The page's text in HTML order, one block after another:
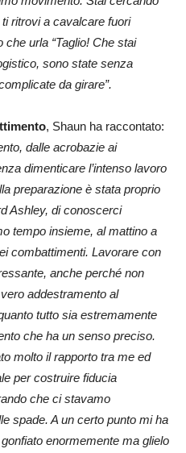
ritrovi a cavalcare fuori
che urla “Taglio! Che stai
sono state senza
da girare”.
, Shaun ha raccontato:
dalle acrobazie ai
dimenticare l’intenso lavoro
preparazione è stata proprio
Ashley, di conoscerci
tempo insieme, al mattino a
combattimenti. Lavorare con
anche perché non
addestramento al
tutto sia estremamente
che ha un senso preciso.
molto il rapporto tra me ed
per costruire fiducia
che ci stavamo
spade. A un certo punto mi ha
enormemente ma glielo